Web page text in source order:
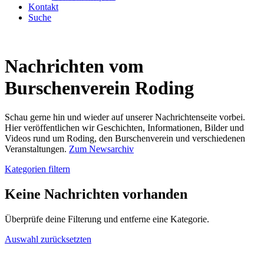
Kontakt
Suche
Nachrichten vom
Burschenverein Roding
Schau gerne hin und wieder auf unserer Nachrichtenseite vorbei.
Hier veröffentlichen wir Geschichten, Informationen, Bilder und
Videos rund um Roding, den Burschenverein und verschiedenen
Veranstaltungen. Zum Newsarchiv
Kategorien filtern
Keine Nachrichten vorhanden
Überprüfe deine Filterung und entferne eine Kategorie.
Auswahl zurücksetzten